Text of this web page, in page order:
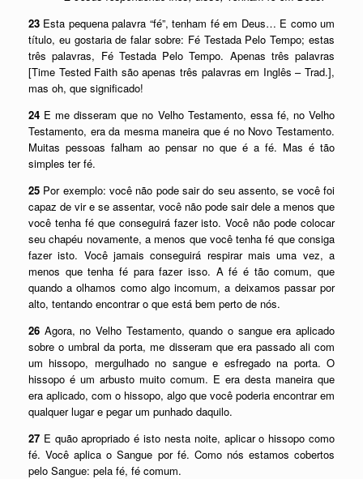
23 Esta pequena palavra “fé”, tenham fé em Deus… E como um
título, eu gostaria de falar sobre: Fé Testada Pelo Tempo; estas
três palavras, Fé Testada Pelo Tempo. Apenas três palavras
[Time Tested Faith são apenas três palavras em Inglês – Trad.],
mas oh, que significado!
24 E me disseram que no Velho Testamento, essa fé, no Velho
Testamento, era da mesma maneira que é no Novo Testamento.
Muitas pessoas falham ao pensar no que é a fé. Mas é tão
simples ter fé.
25 Por exemplo: você não pode sair do seu assento, se você foi
capaz de vir e se assentar, você não pode sair dele a menos que
você tenha fé que conseguirá fazer isto. Você não pode colocar
seu chapéu novamente, a menos que você tenha fé que consiga
fazer isto. Você jamais conseguirá respirar mais uma vez, a
menos que tenha fé para fazer isso. A fé é tão comum, que
quando a olhamos como algo incomum, a deixamos passar por
alto, tentando encontrar o que está bem perto de nós.
26 Agora, no Velho Testamento, quando o sangue era aplicado
sobre o umbral da porta, me disseram que era passado ali com
um hissopo, mergulhado no sangue e esfregado na porta. O
hissopo é um arbusto muito comum. E era desta maneira que
era aplicado, com o hissopo, algo que você poderia encontrar em
qualquer lugar e pegar um punhado daquilo.
27 E quão apropriado é isto nesta noite, aplicar o hissopo como
fé. Você aplica o Sangue por fé. Como nós estamos cobertos
pelo Sangue: pela fé, fé comum.